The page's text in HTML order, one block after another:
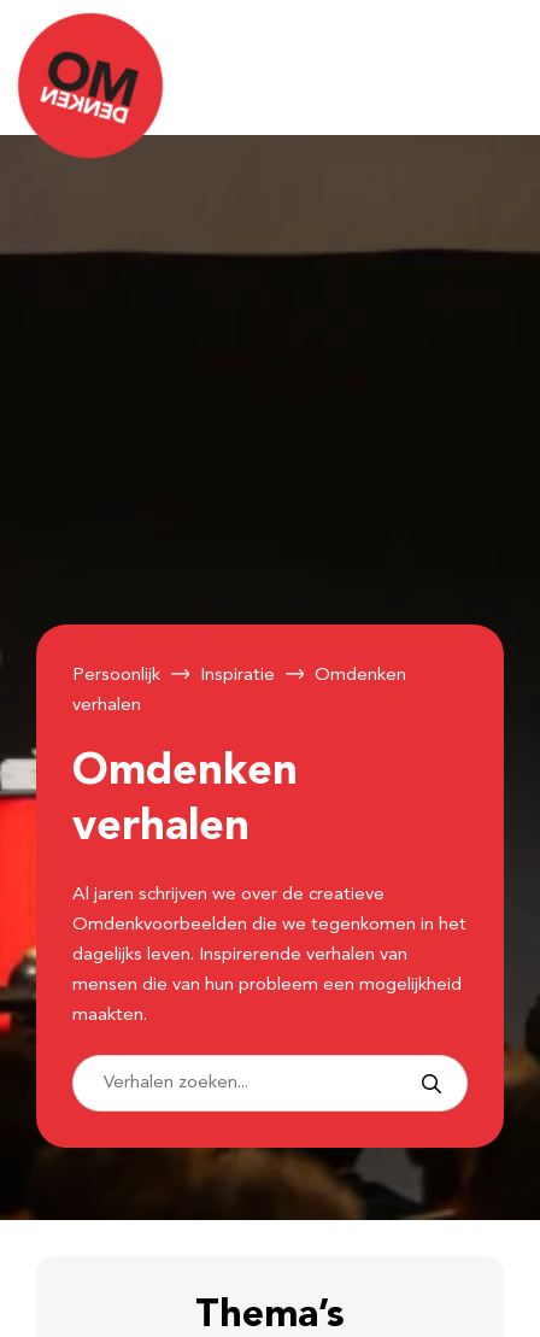
Persoonlijk Inspiratie
Omdenken
verhalen
Omdenken
verhalen
Al jaren schrijven we over de creatieve
Omdenkvoorbeelden die we tegenkomen in het
dagelijks leven. Inspirerende verhalen van
mensen die van hun probleem een mogelijkheid
maakten.
Thema’s